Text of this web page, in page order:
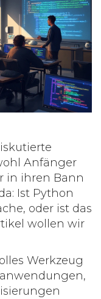
Anfänger
in ihren Bann
Ist Python
oder ist das
wollen wir
Werkzeug